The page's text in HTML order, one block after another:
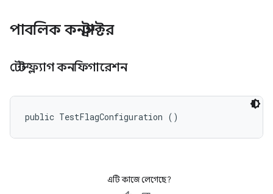
পাবলিক কনস্ট্রাক্টর
টেস্ট ফ্ল্যাগ কনফিগারেশন
public TestFlagConfiguration ()
এটি কাজে লেগেছে?